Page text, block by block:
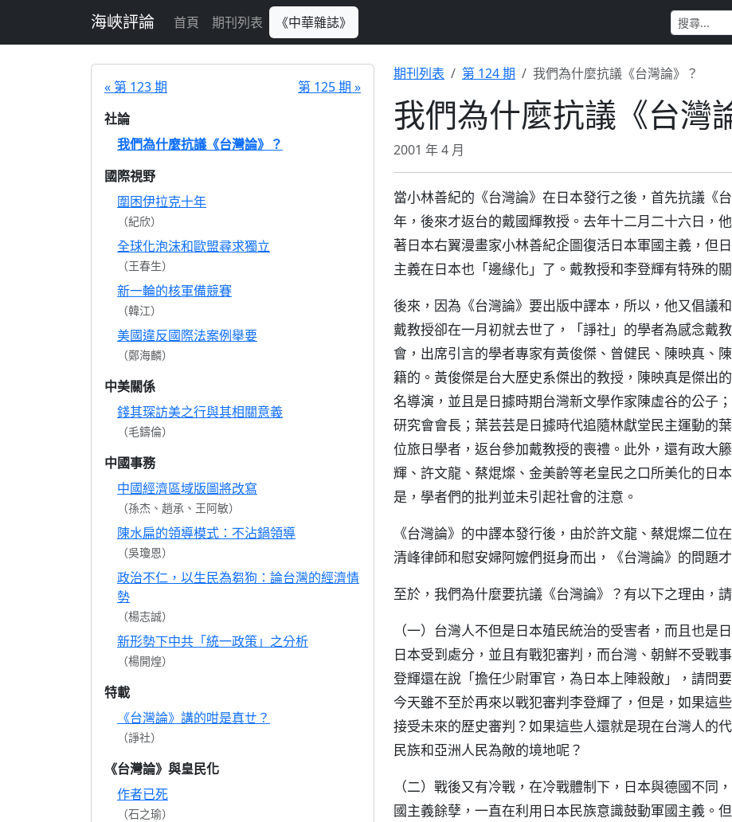
海峽評論 首頁 期刊列表 《中華雜誌》
« 第 123 期
第 125 期 »
社論
我們為什麼抗議《台灣論》？
國際視野
圍困伊拉克十年
（紀欣）
全球化泡沫和歐盟尋求獨立
（王春生）
新一輪的核軍備競賽
（韓江）
美國違反國際法案例舉要
（鄭海麟）
中美關係
錢其琛訪美之行與其相關意義
（毛鑄倫）
中國事務
中國經濟區域版圖將改寫
（孫杰、趙承、王阿敏）
陳水扁的領導模式：不沾鍋領導
（吳瓊恩）
政治不仁，以生民為芻狗：論台灣的經濟情
勢
（楊志誠）
新形勢下中共「統一政策」之分析
（楊開煌）
特載
《台灣論》講的咁是真ㄝ？
（諍社）
《台灣論》與皇民化
作者已死
（石之瑜）
期刊列表 第 124 期 我們為什麼抗議《台灣論》？
我們為什麼抗議《台灣
2001 年 4 月
當小林善紀的《台灣論》在日本發行之後，首先抗議《
年，後來才返台的戴國輝教授。去年十二月二十六日，
著日本右翼漫畫家小林善紀企圖復活日本軍國主義，但
主義在日本也「邊緣化」了。戴教授和李登輝有特殊的
後來，因為《台灣論》要出版中譯本，所以，他又倡議
戴教授卻在一月初就去世了，「諍社」的學者為感念戴
會，出席引言的學者專家有黃俊傑、曾健民、陳映真、
籍的。黃俊傑是台大歷史系傑出的教授，陳映真是傑出
名導演，並且是日據時期台灣新文學作家陳虛谷的公子
研究會會長；葉芸芸是日據時代追隨林獻堂民主運動的
位旅日學者，返台參加戴教授的喪禮。此外，還有政大
輝、許文龍、蔡焜燦、金美齡等老皇民之口所美化的日
是，學者們的批判並未引起社會的注意。
《台灣論》的中譯本發行後，由於許文龍、蔡焜燦二位
清峰律師和慰安婦阿嬤們挺身而出，《台灣論》的問題
至於，我們為什麼要抗議《台灣論》？有以下之理由，
（一）台灣人不但是日本殖民統治的受害者，而且也是
日本受到處分，並且有戰犯審判，而台灣、朝鮮不受戰
登輝還在說「擔任少尉軍官，為日本上陣殺敵」，請問
今天雖不至於再來以戰犯審判李登輝了，但是，如果這
接受未來的歷史審判？如果這些人還就是現在台灣人的
民族和亞洲人民為敵的境地呢？
（二）戰後又有冷戰，在冷戰體制下，日本與德國不同
國主義餘孽，一直在利用日本民族意識鼓動軍國主義。